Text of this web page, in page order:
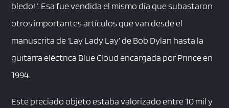
bledo!”. Esa fue vendida el mismo día que subastaron
otros importantes artículos que van desde el
manuscrita de ‘Lay Lady Lay’ de Bob Dylan hasta la
guitarra eléctrica Blue Cloud encargada por Prince en
1994.
Este preciado objeto estaba valorizado entre 10 mil y